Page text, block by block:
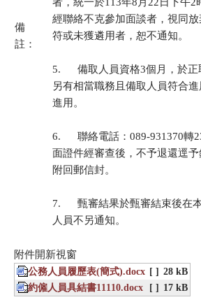
備
註：
經聯絡不克參加面談者，視同
符或未獲遴用者，恕不通知。
5. 備取人員資格3個月，於正
另有相當職務且備取人員符合
進用。
6. 聯絡電話：089-931370轉
面證件經審查後，不予退還逕
附回郵信封。
7. 甄審結果於甄審結束後在
人員不另通知。
附件開新視窗
公務人員履歷表(簡式).docx [ ] 28 kB
約僱人員具結書11110.docx
[ ] 17 kB